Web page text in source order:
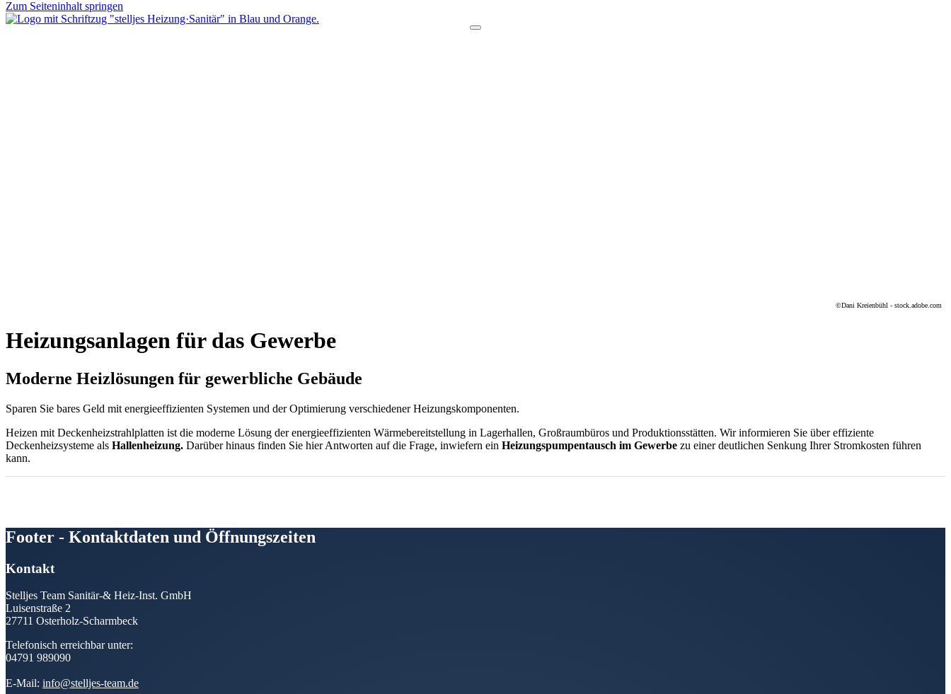
Zum Seiteninhalt springen
©Dani Kreienbühl - stock.adobe.com
Heizungsanlagen für das Gewerbe
Moderne Heizlösungen für gewerbliche Gebäude
Sparen Sie bares Geld mit energieeffizienten Systemen und der Optimierung verschiedener Heizungs­komponenten.
Heizen mit Deckenheizstrahlplatten ist die moderne Lösung der energieeffizienten Wärmebereitstellung in Lagerhallen, Großraumbüros und Produktionsstätten. Wir informieren Sie über effiziente
Deckenheizsysteme als Hallenheizung. Darüber hinaus finden Sie hier Antworten auf die Frage, inwiefern ein Heizungspumpentausch im Gewerbe zu einer deutlichen Senkung Ihrer Stromkosten führen
kann.
Footer - Kontaktdaten und Öffnungszeiten
Kontakt
Stelljes Team Sanitär-& Heiz-Inst. GmbH
Luisenstraße 2
27711 Osterholz-Scharmbeck
Telefonisch erreichbar unter:
04791 989090
E-Mail: info@stelljes-team.de